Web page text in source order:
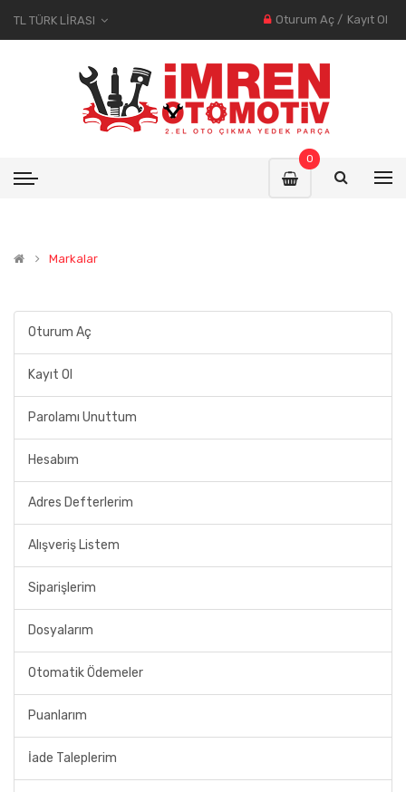
Oturum Aç / Kayıt Ol
0
Markalar
Oturum Aç
Kayıt Ol
Parolamı Unuttum
Hesabım
Adres Defterlerim
Alışveriş Listem
Siparişlerim
Dosyalarım
Otomatik Ödemeler
Puanlarım
İade Taleplerim